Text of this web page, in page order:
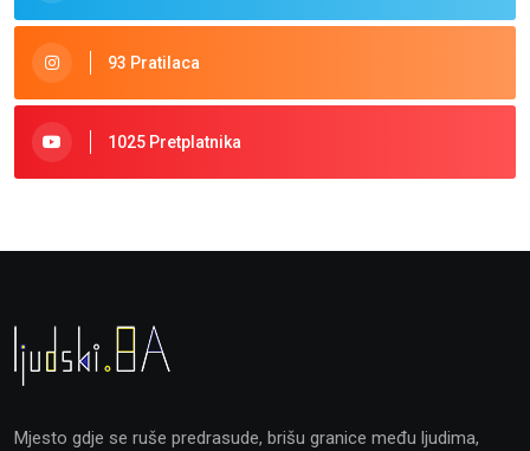
93 Pratilaca
1025 Pretplatnika
Mjesto gdje se ruše predrasude, brišu granice među ljudima,